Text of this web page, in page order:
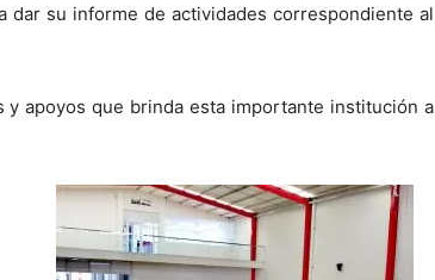
dar su informe de actividades correspondiente al
apoyos que brinda esta importante institución a